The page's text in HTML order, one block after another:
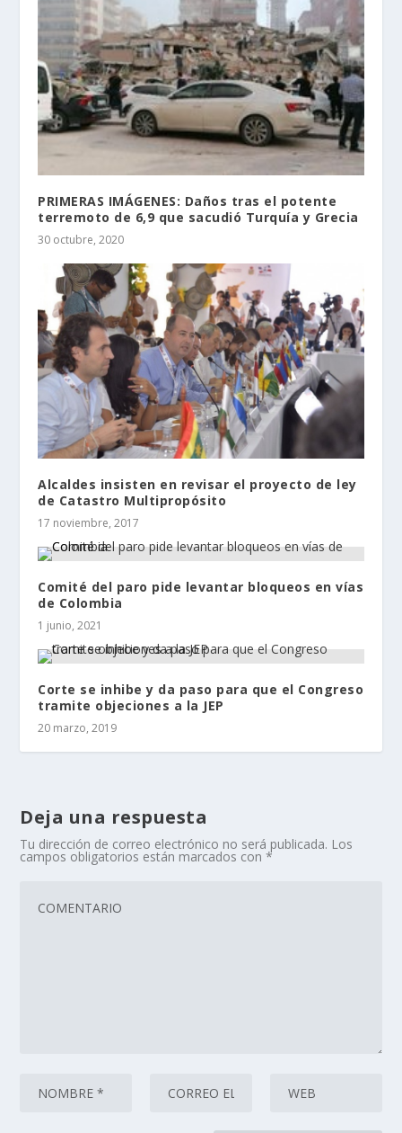
PRIMERAS IMÁGENES: Daños tras el potente
terremoto de 6,9 que sacudió Turquía y Grecia
30 octubre, 2020
Alcaldes insisten en revisar el proyecto de ley
de Catastro Multipropósito
17 noviembre, 2017
Comité del paro pide levantar bloqueos en vías
de Colombia
1 junio, 2021
Corte se inhibe y da paso para que el Congreso
tramite objeciones a la JEP
20 marzo, 2019
Deja una respuesta
Tu dirección de correo electrónico no será publicada. Los
campos obligatorios están marcados con*